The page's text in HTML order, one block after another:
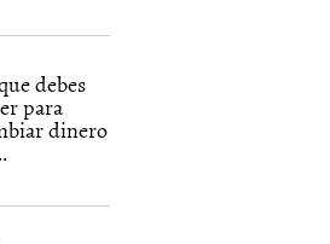
debes
para
dinero